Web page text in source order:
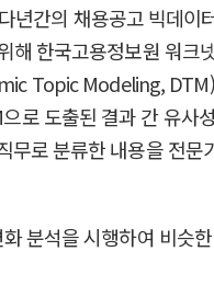
간의 채용공고 빅데이
한국고용정보원 워크
Topic Modeling,
로 도출된 결과 간 유사
로 분류한 내용을 전문
분석을 시행하여 비슷